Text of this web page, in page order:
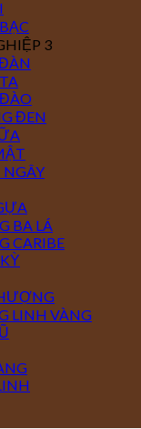
3
ĐEN
BA LÁ
CARIBE
LINH VÀNG